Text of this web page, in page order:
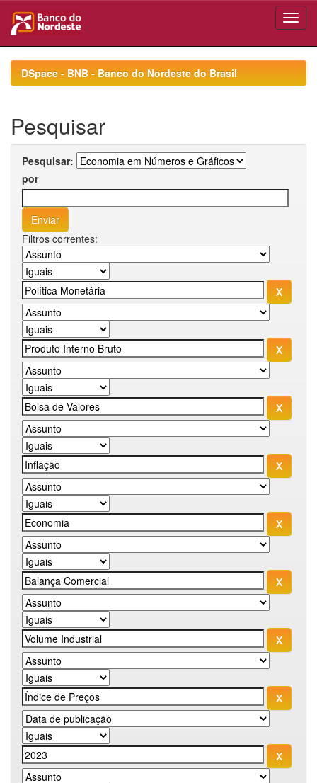
navigationDSpace - BNB - Banco do Nordeste do Brasil
Pesquisar
Pesquisar:
por
Filtros correntes: